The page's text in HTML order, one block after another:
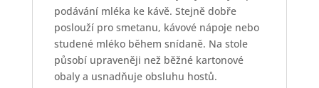
podávání mléka ke kávě. Stejně dobře
poslouží pro smetanu, kávové nápoje nebo
studené mléko během snídaně. Na stole
působí upraveněji než běžné kartonové
obaly a usnadňuje obsluhu hostů.